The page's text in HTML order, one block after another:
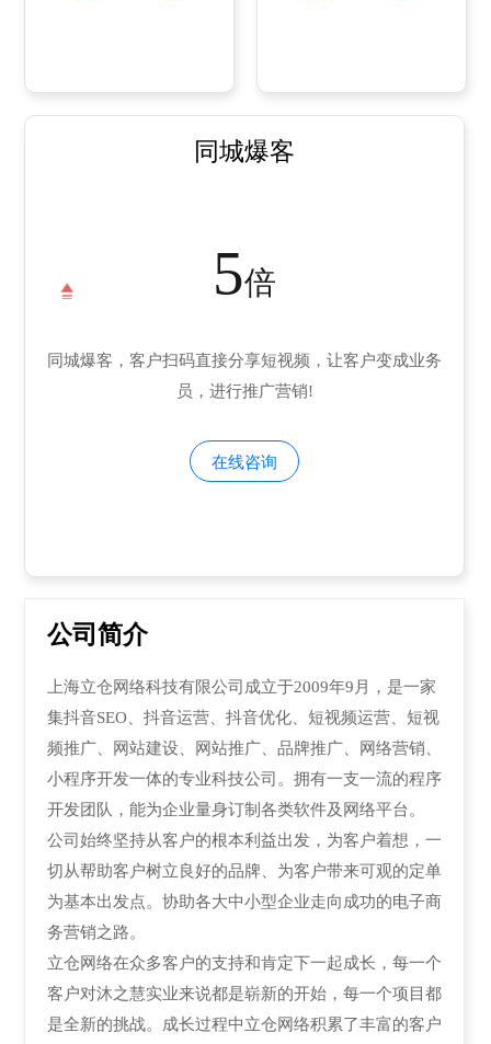
同城爆客
5倍
同城爆客，客户扫码直接分享短视频，让客户变成业务
员，进行推广营销!
在线咨询
公司简介
上海立仓网络科技有限公司成立于2009年9月，是一家
集抖音SEO、抖音运营、 抖音优化、 短视频运营、 短视
频推广、 网站建设、网站推广、品牌推广、网络营销、
小程序开发一体的专业科技公司。拥有一支一流的程序
开发团队，能为企业量身订制各类软件及网络平台。
公司始终坚持从客户的根本利益出发，为客户着想，一
切从帮助客户树立良好的品牌、为客户带来可观的定单
为基本出发点。协助各大中小型企业走向成功的电子商
务营销之路。
立仓网络在众多客户的支持和肯定下一起成长，每一个
客户对沐之慧实业来说都是崭新的开始，每一个项目都
是全新的挑战。成长过程中立仓网络积累了丰富的客户